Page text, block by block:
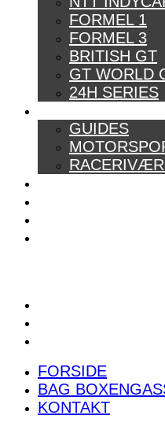
FORMEL 1
FORMEL 3
BRITISH GT
GT WORLD
24H SERIES
GUIDES
FORSIDE
BAG
KONTAKT